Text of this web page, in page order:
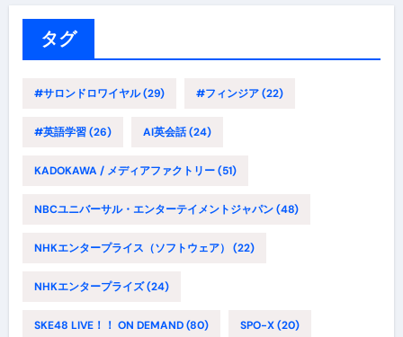
タグ
#サロンドロワイヤル(29) #フィンジア(22)
#英語学習(26) AI英会話(24)
KADOKAWA / メディアファクトリー(51)
NBCユニバーサル・エンターテイメントジャパン(48)
NHKエンタープライス（ソフトウェア） (22)
NHKエンタープライズ(24)
SKE48 LIVE！！ ON DEMAND(80) SPO-X(20)